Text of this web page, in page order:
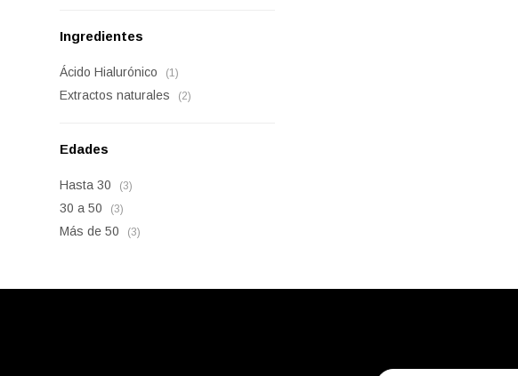
Ingredientes
Ácido Hialurónico (1)
Extractos naturales (2)
Edades
Hasta 30 (3)
30 a 50 (3)
Más de 50 (3)